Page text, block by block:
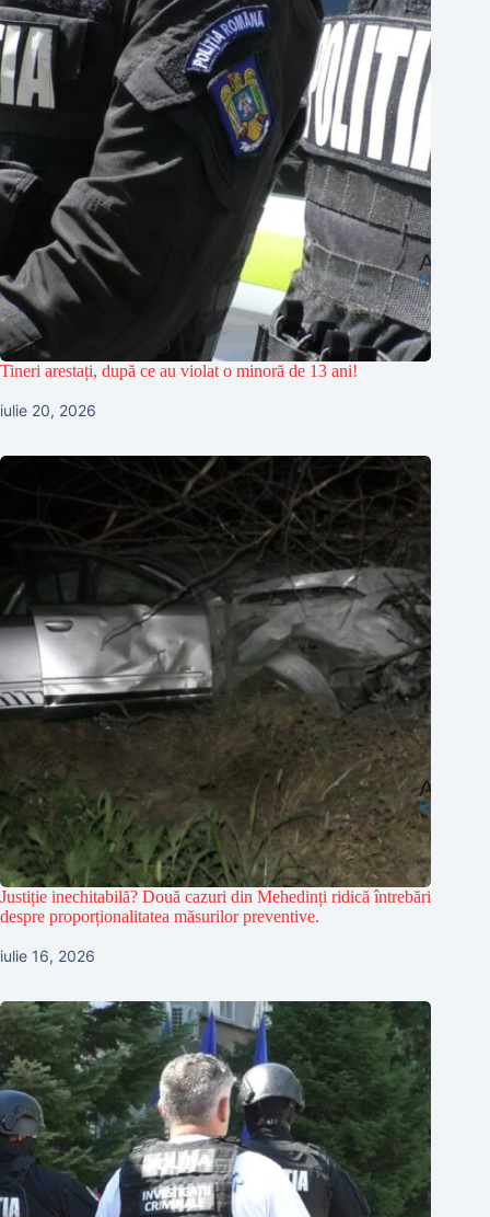
Tineri arestați, după ce au violat o minoră de 13 ani!
iulie 20, 2026
Justiție inechitabilă? Două cazuri din Mehedinți ridică întrebări
despre proporționalitatea măsurilor preventive.
iulie 16, 2026